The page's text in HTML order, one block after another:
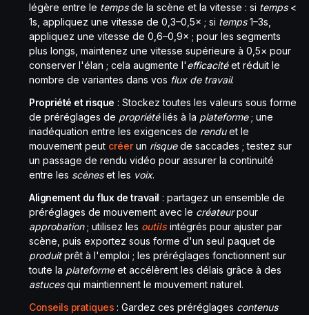
légère entre le tempsde la scène et la vitesse : si temps<
1s, appliquez une vitesse de 0,3–0,5× ; si temps1–3s,
appliquez une vitesse de 0,6–0,9× ; pour les segments
plus longs, maintenez une vitesse supérieure à 0,5× pour
conserver l'élan ; cela augmente l'efficacitéet réduit le
nombre de variantes dans vos flux de travail.
Propriété et risque : Stockez toutes les valeurs sous forme
de préréglages de propriétéliés à la plateforme; une
inadéquation entre les exigences de renduet le
mouvement peut créerun risquede saccades ; testez sur
un passage de rendu vidéo pour assurer la continuité
entre les scèneset les voix.
Alignement du flux de travail : partagez un ensemble de
préréglages de mouvement avec le créateurpour
approbation; utilisez les outils intégrés pour ajuster par
scène, puis exportez sous forme d'un seul paquet de
produitprêt à l'emploi ; les préréglages fonctionnent sur
toute la plateformeet accélèrent les délais grâce à des
astucesqui maintiennent le mouvement naturel.
Conseils pratiques : Gardez ces préréglages contenus